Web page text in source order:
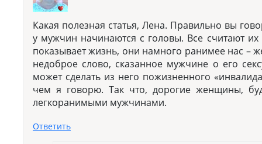
Какая полезная статья, Лена. Правильно вы
у мужчин начинаются с головы. Все считают
показывает жизнь, они намного ранимее нас –
недоброе слово, сказанное мужчине о его
может сделать из него пожизненного
чем я говорю. Так что, дорогие женщины,
легкоранимыми мужчинами.
Ответить